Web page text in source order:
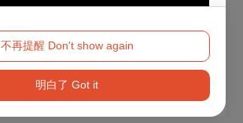
不再提醒 Don't show again
明白了 Got it